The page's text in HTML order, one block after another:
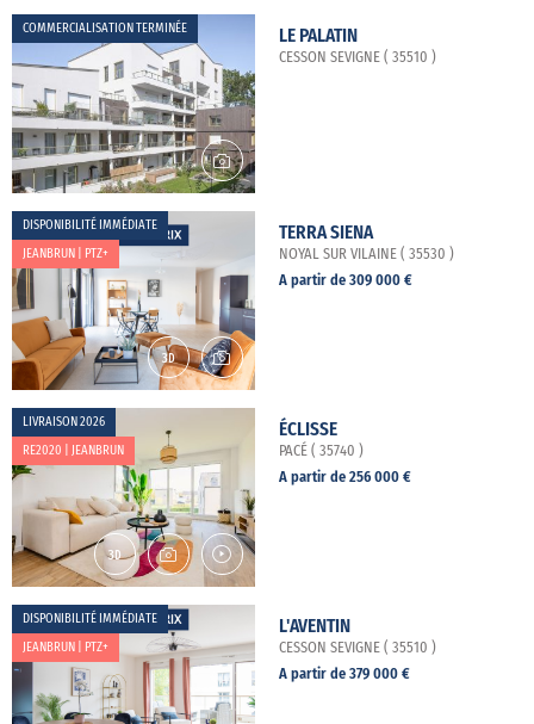
COMMERCIALISATION TERMINÉE LE PALATIN
CESSON SEVIGNE ( 35510 )
DISPONIBILITÉ IMMÉDIATE
JEANBRUN | PTZ+
TERRA SIENA
NOYAL SUR VILAINE ( 35530 )
A partir de 309 000 €
LIVRAISON 2026
RE2020 | JEANBRUN
ÉCLISSE
PACÉ ( 35740 )
A partir de 256 000 €
DISPONIBILITÉ IMMÉDIATE
JEANBRUN | PTZ+
L'AVENTIN
CESSON SEVIGNE ( 35510 )
A partir de 379 000 €